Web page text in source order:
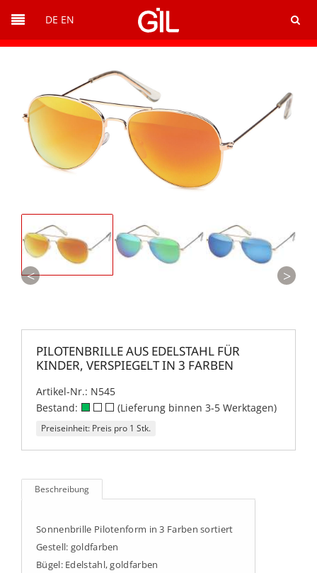
DE EN
< >
PILOTENBRILLE AUS EDELSTAHL FÜR
KINDER, VERSPIEGELT IN 3 FARBEN
Artikel-Nr.: N545
Bestand:
(Lieferung binnen 3-5 Werktagen)
Preiseinheit: Preis pro 1 Stk.
Beschreibung
Sonnenbrille Pilotenform in 3 Farben sortiert
Gestell: goldfarben
Bügel: Edelstahl, goldfarben